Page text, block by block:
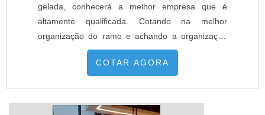
gelada, conhecerá a melhor empresa que é
altamente qualificada. Cotando na melhor
organização do ramo e achando a organização
mais competente do ramo.UM POUCO MAIS
SOBRE RETROFIT UNIDADE DE ÁGUA
até o site da Premiair. É possível encontrar
COTAR AGORA